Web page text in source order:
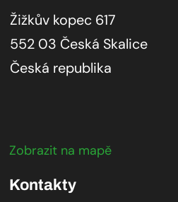
Žižkův kopec 617
552 03 Česká Skalice
Česká republika
Zobrazit na mapě
Kontakty